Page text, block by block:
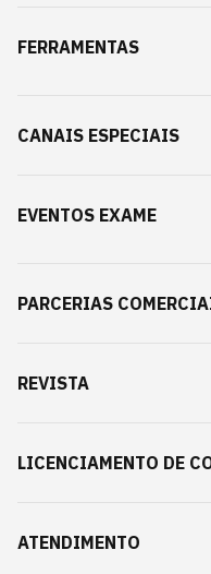
FERRAMENTAS
CANAIS ESPECIAIS
EVENTOS EXAME
PARCERIAS
REVISTA
LICENCIAMENTO DE
ATENDIMENTO